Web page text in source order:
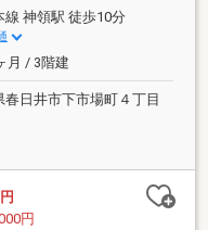
線 神領駅 徒歩10分
月 / 3階建
春日井市下市場町４丁目
円